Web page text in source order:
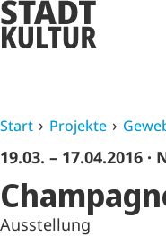
Start Projekte
19.03. – 17.04.2016 ·
Ausstellung